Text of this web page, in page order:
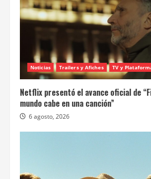
Noticias Trailers y Afiches TV y
Netflix presentó el avance oficial de
mundo cabe en una canción”
6 agosto, 2026